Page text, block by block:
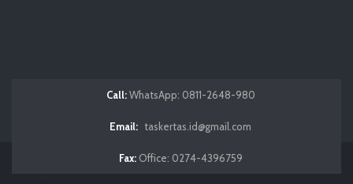
Call:WhatsApp: 0811-2648-980
Email: taskertas.id@gmail.com
Fax: Office: 0274-4396759